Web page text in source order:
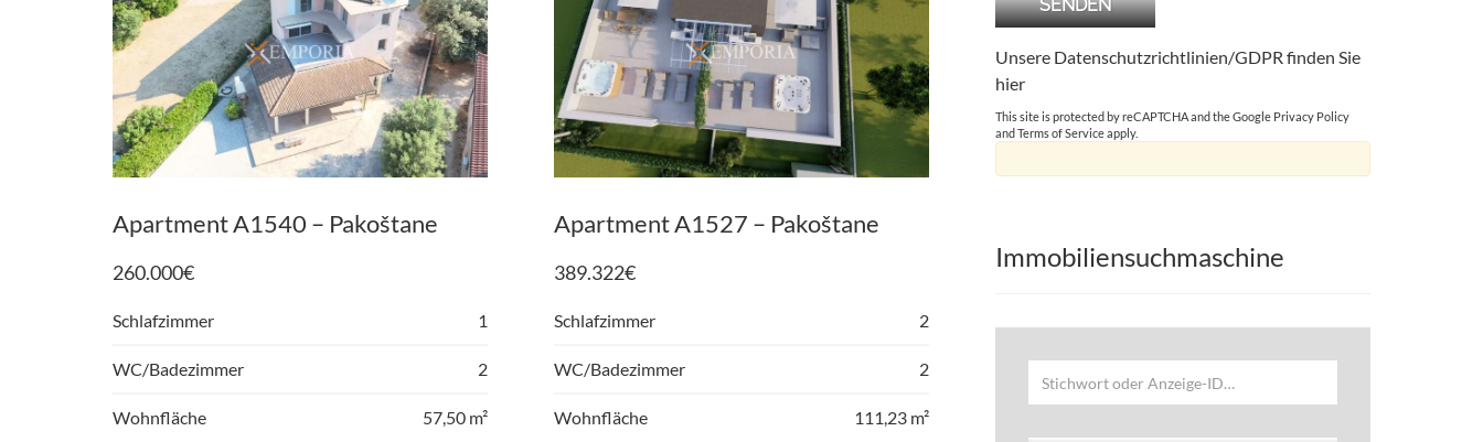
Apartment A1540 – Pakoštane
260.000€
Schlafzimmer 1
WC/Badezimmer 2
Wohnfläche 57,50 m²
Apartment A1527 – Pakoštane
389.322€
Schlafzimmer 2
WC/Badezimmer 2
Wohnfläche 111,23 m²
Unsere Datenschutzrichtlinien/GDPR finden Sie
hier
This site is protected by reCAPTCHA and the Google Privacy Policy
andTerms of Serviceapply.
Immobiliensuchmaschine